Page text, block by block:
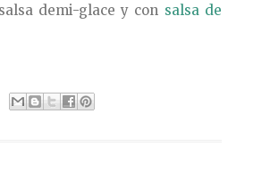
demi-glace y con salsa de